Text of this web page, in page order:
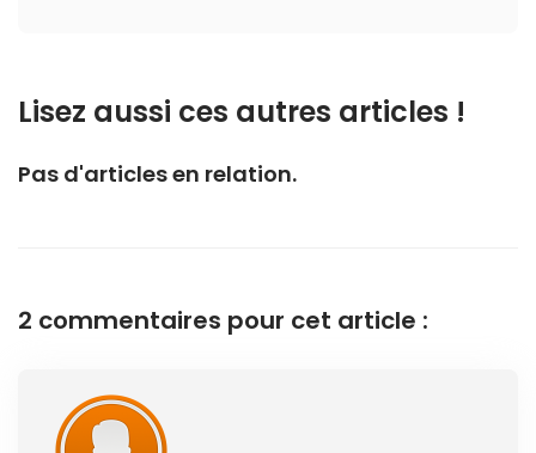
Lisez aussi ces autres articles !
Pas d'articles en relation.
2 commentaires pour cet article :